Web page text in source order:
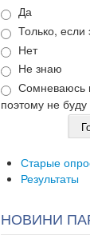
Варианты
Да
Только, если
Нет
Не знаю
Сомневаюсь
поэтому не
Старые
Результаты
НОВИНИ